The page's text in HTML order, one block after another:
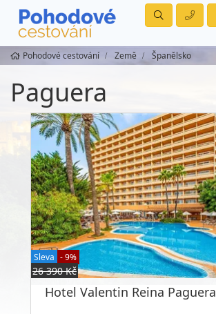
Pohodové cestování Země Španělsko
Paguera
Sleva - 9%
26 390 Kč
Hotel Valentin Reina Paguera